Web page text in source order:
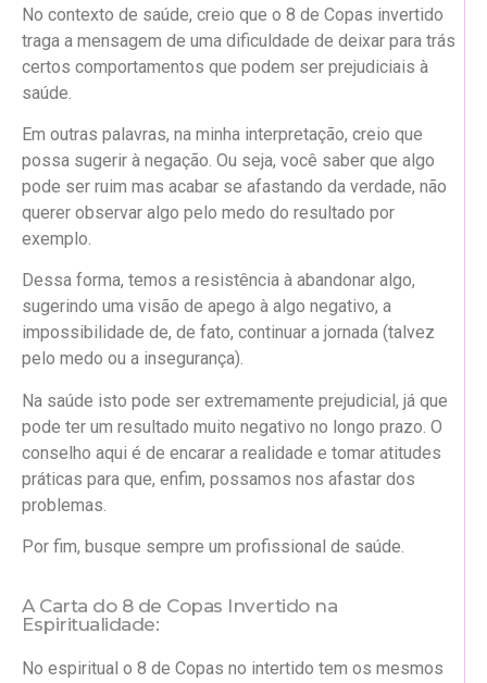
No contexto de saúde, creio que o 8 de Copas invertido
traga a mensagem de uma dificuldade de deixar para trás
certos comportamentos que podem ser prejudiciais à
saúde.
Em outras palavras, na minha interpretação, creio que
possa sugerir à negação. Ou seja, você saber que algo
pode ser ruim mas acabar se afastando da verdade, não
querer observar algo pelo medo do resultado por
exemplo.
Dessa forma, temos a resistência à abandonar algo,
sugerindo uma visão de apego à algo negativo, a
impossibilidade de, de fato, continuar a jornada (talvez
pelo medo ou a insegurança).
Na saúde isto pode ser extremamente prejudicial, já que
pode ter um resultado muito negativo no longo prazo. O
conselho aqui é de encarar a realidade e tomar atitudes
práticas para que, enfim, possamos nos afastar dos
problemas.
Por fim, busque sempre um profissional de saúde.
A Carta do 8 de Copas Invertido na
Espiritualidade:
No espiritual o 8 de Copas no intertido tem os mesmos